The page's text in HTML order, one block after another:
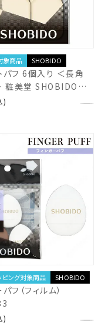
象商品 SHOBIDO
パフ 6個入り ＜長角
粧美堂 SHOBIDO
ピング対象商品 SHOBIDO
フ（フィルム）